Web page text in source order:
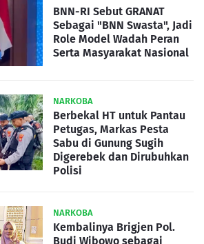
BNN-RI Sebut GRANAT
Sebagai "BNN Swasta", Jadi
Role Model Wadah Peran
Serta Masyarakat Nasional
NARKOBA
Berbekal HT untuk Pantau
Petugas, Markas Pesta
Sabu di Gunung Sugih
Digerebek dan Dirubuhkan
Polisi
NARKOBA
Kembalinya Brigjen Pol.
Budi Wibowo sebagai